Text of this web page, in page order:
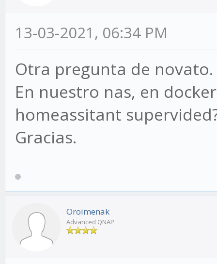
13-03-2021, 06:34 PM
Otra pregunta de novato.
En nuestro nas, en
homeassitant
Gracias.
Oroimenak
Advanced QNAP